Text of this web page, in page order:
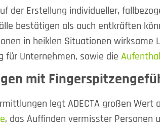
der Erstellung individueller,
bestätigen als auch entkräften
in heiklen Situationen
für Unternehmen, sowie die
mit
legt ADECTA großen
, das Auffinden vermisster